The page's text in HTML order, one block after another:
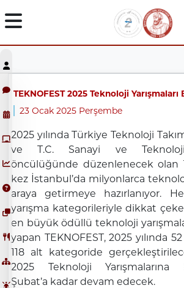
TEKNOFEST 2025 Teknoloji Yarışmaları
23 Ocak 2025 Perşembe
2025 yılında Türkiye Teknoloji
ve T.C. Sanayi ve Teknoloji
öncülüğünde düzenlenecek olan
kez İstanbul’da milyonlarca
araya getirmeye hazırlanıyor.
yarışma kategorileriyle dikkat
en büyük ödüllü teknoloji
yapan TEKNOFEST, 2025 yılında
118 alt kategoride
2025 Teknoloji Yarışmalarına
Şubat’a kadar devam edecek.